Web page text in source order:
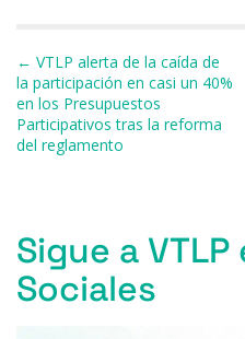
b
o
o
k
k
y
d
s
p
Navegación de entradas
← VTLP alerta de la caída de
la participación en casi un 40%
en los Presupuestos
Participativos tras la reforma
del reglamento
Sigue a
Sociales